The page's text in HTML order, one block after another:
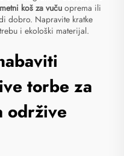
koš za vučuoprema ili
dobro. Napravite kratke
i ekološki materijal.
torbe za
održive